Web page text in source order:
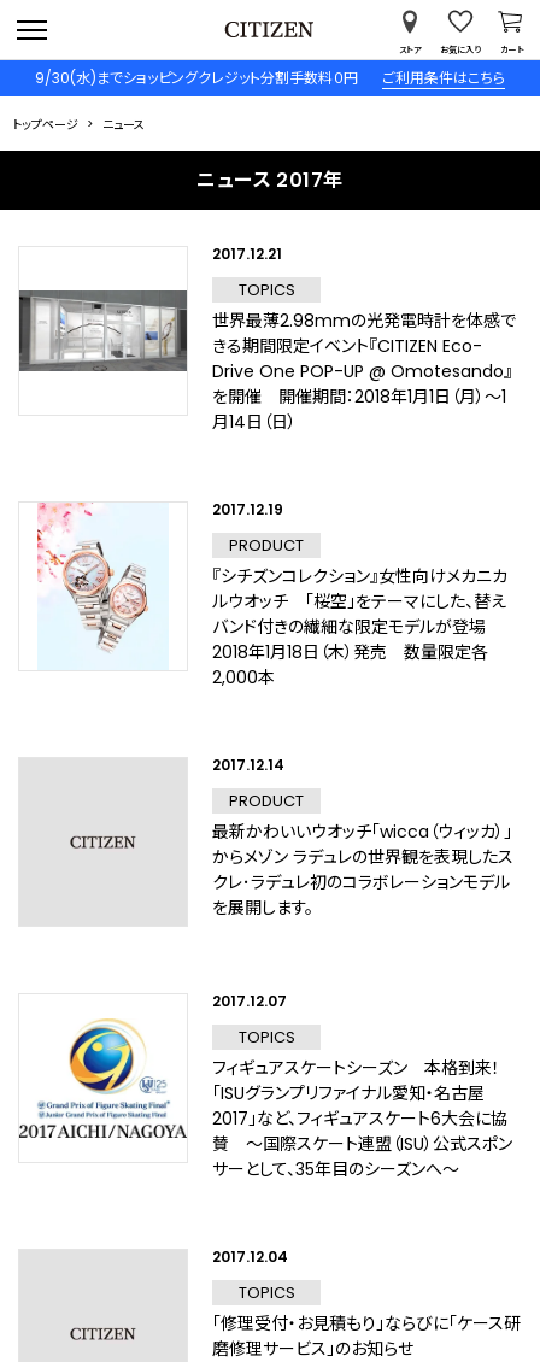
9/30(水)までショッピングクレジット分割手数料０円 ご利用条件はこちら
ストア お気に入り カート
トップページ ニュース
ニュース 2017年
2017.12.21
TOPICS
世界最薄2.98mmの光発電時計を体感で
きる期間限定イベント『CITIZEN Eco-
Drive One POP-UP @ Omotesando』
を開催 開催期間：2018年1月1日（月）～1
月14日（日）
2017.12.19
PRODUCT
『シチズンコレクション』女性向けメカニカ
ルウオッチ 「桜空」をテーマにした、替え
バンド付きの繊細な限定モデルが登場
2018年1月18日（木）発売 数量限定各
2,000本
2017.12.14
PRODUCT
最新かわいいウオッチ「wicca（ウィッカ）」
からメゾン ラデュレの世界観を表現したス
クレ･ラデュレ初のコラボレーションモデル
を展開します。
2017.12.07
TOPICS
フィギュアスケートシーズン 本格到来！
「ISUグランプリファイナル愛知・名古屋
2017」など、フィギュアスケート6大会に協
賛 ～国際スケート連盟（ISU）公式スポン
サーとして、35年目のシーズンへ～
2017.12.04
TOPICS
「修理受付・お見積もり」ならびに「ケース研
磨修理サービス」のお知らせ